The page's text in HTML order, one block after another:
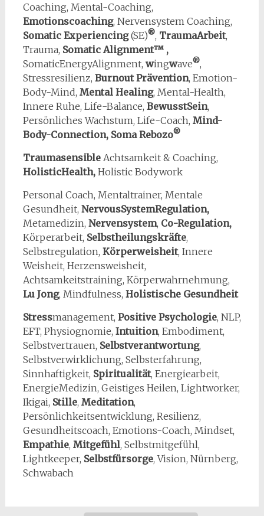
Coaching, Mental-Coaching,
Emotionscoaching, Nervensystem Coaching,
Somatic Experiencing(SE)®, TraumaArbeit,
Trauma, Somatic Alignment™ ,
SomaticEnergyAlignment, wingwave®,
Stressresilienz, Burnout Prävention, Emotion-
Body-Mind, Mental Healing, Mental-Health,
Innere Ruhe, Life-Balance, BewusstSein,
Persönliches Wachstum, Life-Coach, Mind-
Body-Connection, Soma Rebozo®
TraumasensibleAchtsamkeit & Coaching,
HolisticHealth, Holistic Bodywork
Personal Coach, Mentaltrainer, Mentale
Gesundheit, NervousSystemRegulation,
Metamedizin, Nervensystem, Co-Regulation,
Körperarbeit, Selbstheilungskräfte,
Selbstregulation, Körperweisheit, Innere
Weisheit, Herzensweisheit,
Achtsamkeitstraining, Körperwahrnehmung,
Lu Jong, Mindfulness, Holistische Gesundheit
Stressmanagement, Positive Psychologie, NLP,
EFT, Physiognomie, Intuition, Embodiment,
Selbstvertrauen, Selbstverantwortung,
Selbstverwirklichung, Selbsterfahrung,
Sinnhaftigkeit, Spiritualität, Energiearbeit,
EnergieMedizin, Geistiges Heilen, Lightworker,
Ikigai, Stille, Meditation,
Persönlichkeitsentwicklung, Resilienz,
Gesundheitscoach, Emotions-Coach, Mindset,
Empathie, Mitgefühl, Selbstmitgefühl,
Lightkeeper, Selbstfürsorge, Vision, Nürnberg,
Schwabach